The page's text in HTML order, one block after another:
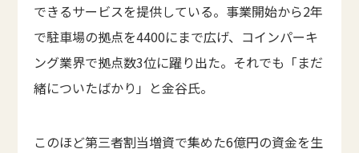
できるサービスを提供している。事業開始から2年
で駐車場の拠点を4400にまで広げ、コインパーキ
ング業界で拠点数3位に躍り出た。それでも「まだ
緒についたばかり」と金谷氏。
このほど第三者割当増資で集めた6億円の資金を生